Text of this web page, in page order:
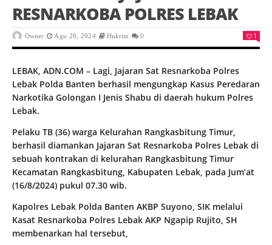
RESNARKOBA POLRES LEBAK
Owner Agu 20, 2024 Hukrim 0 1
LEBAK, ADN.COM – Lagi, Jajaran Sat Resnarkoba Polres
Lebak Polda Banten berhasil mengungkap Kasus Peredaran
Narkotika Golongan I Jenis Shabu di daerah hukum Polres
Lebak.
Pelaku TB (36) warga Kelurahan Rangkasbitung Timur,
berhasil diamankan Jajaran Sat Resnarkoba Polres Lebak di
sebuah kontrakan di kelurahan Rangkasbitung Timur
Kecamatan Rangkasbitung, Kabupaten Lebak, pada Jum’at
(16/8/2024) pukul 07.30 wib.
Kapolres Lebak Polda Banten AKBP Suyono, SIK melalui
Kasat Resnarkoba Polres Lebak AKP Ngapip Rujito, SH
membenarkan hal tersebut,